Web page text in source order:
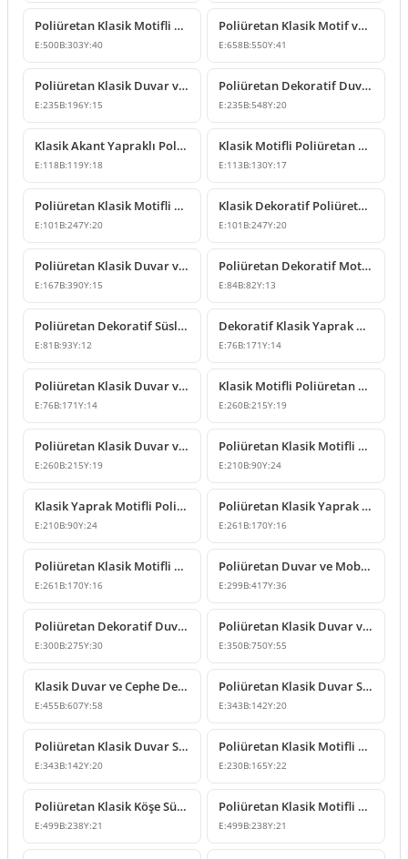
Poliüretan Klasik Motifli Duvar ve Mobilya Süsleme Modeli
E:500B:303Y:40
Poliüretan Klasik Motif ve Duvar Süsleme Modelleri
E:658B:550Y:41
Poliüretan Klasik Duvar ve Mobilya Süsleme Modeli
E:235B:196Y:15
Poliüretan Dekoratif Duvar ve Mobilya Süsleme Modeli
E:235B:548Y:20
Klasik Akant Yapraklı Poliüretan Süsleme Modeli
E:118B:119Y:18
Klasik Motifli Poliüretan Duvar ve Mobilya Süsleme Modeli
E:113B:130Y:17
Poliüretan Klasik Motifli Dekoratif Duvar Süsleme Modeli
E:101 B:247Y:20
Klasik Dekoratif Poliüretan Duvar ve Mobilya Süsü Modelleri
E:101 B:247Y:20
Poliüretan Klasik Duvar ve Mobilya Süsleme Modelleri
E:167B:390Y:15
Poliüretan Dekoratif Motif ve Süsleme Modelleri
E:84B:82Y:13
Poliüretan Dekoratif Süsleme ve Klasik Motifli Aplik Modeli
E:81 B:93Y:12
Dekoratif Klasik Yaprak Motifli Süsleme Modeli
E:76B:171Y:14
Poliüretan Klasik Duvar ve Mobilya Süsleme Modelleri
E:76B:171Y:14
Klasik Motifli Poliüretan Duvar ve Mobilya Süsleme Modelleri
E:260B:215Y:19
Poliüretan Klasik Duvar ve Mobilya Süsleme Modelleri
E:260B:215Y:19
Poliüretan Klasik Motifli Duvar ve Mobilya Süsleri
E:210B:90Y:24
Klasik Yaprak Motifli Poliüretan Duvar ve Mobilya Süsleme
E:210B:90Y:24
Poliüretan Klasik Yaprak Motifli Dekoratif Süsleme Modeli
E:261 B:170Y:16
Poliüretan Klasik Motifli Duvar ve Mobilya Süsleme Modeli
E:261 B:170Y:16
Poliüretan Duvar ve Mobilya Süsleme Modeli
E:299B:417Y:36
Poliüretan Dekoratif Duvar Süsleme Modeli P8013
E:300B:275Y:30
Poliüretan Klasik Duvar ve Tavan Süsleme Modelleri
E:350B:750Y:55
Klasik Duvar ve Cephe Dekorasyonu İçin Poliüretan Motif
E:455B:607Y:58
Poliüretan Klasik Duvar Süsleme ve Motif Modelleri
E:343B:142Y:20
Poliüretan Klasik Duvar Süsleme ve Motif Modeli
E:343B:142Y:20
Poliüretan Klasik Motifli Duvar ve Mobilya Süsleme
E:230B:165Y:22
Poliüretan Klasik Köşe Süsleme ve Desenli Motif Modeli
E:499B:238Y:21
Poliüretan Klasik Motifli Köşe Süsü ve Duvar Dekoru
E:499B:238Y:21